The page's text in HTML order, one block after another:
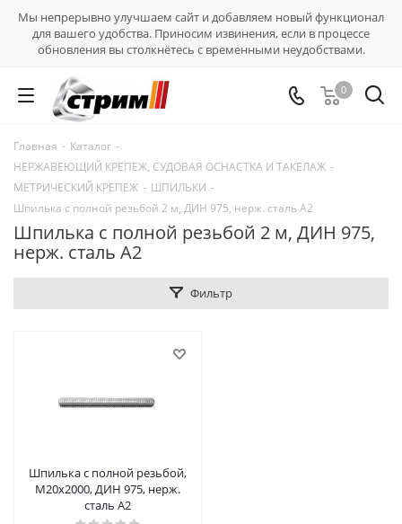
Мы непрерывно улучшаем сайт и добавляем новый функционал
для вашего удобства. Приносим извинения, если в процессе
обновления вы столкнётесь с временными неудобствами.
0
Главная - Каталог -
НЕРЖАВЕЮЩИЙ КРЕПЕЖ, СУДОВАЯ ОСНАСТКА И ТАКЕЛАЖ -
МЕТРИЧЕСКИЙ КРЕПЕЖ - ШПИЛЬКИ -
Шпилька с полной резьбой 2 м, ДИН 975, нерж. сталь А2
Шпилька с полной резьбой 2 м, ДИН 975,
нерж. сталь А2
Фильтр
Шпилька с полной резьбой,
М20х2000, ДИН 975, нерж.
сталь А2